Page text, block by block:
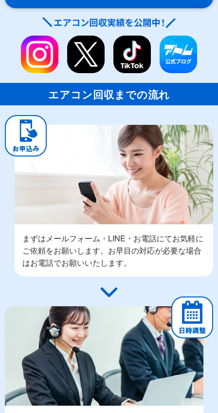
エアコン回収までの流れ
まずはメールフォーム・LINE・お電話にてお気軽に
ご依頼をお願いします。お早目の対応が必要な場合
はお電話でお願いいたします。